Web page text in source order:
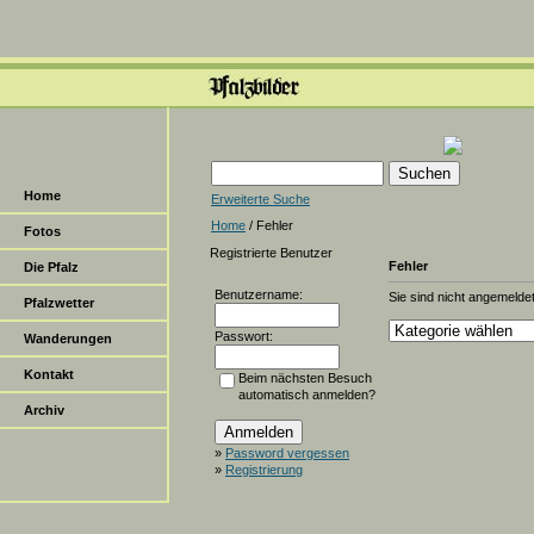
Home
Fotos
Die Pfalz
Pfalzwetter
Wanderungen
Kontakt
Archiv
Erweiterte Suche
Home / Fehler
Registrierte Benutzer
Benutzername:
Passwort:
Beim nächsten Besuch
automatisch anmelden?
» Password vergessen
» Registrierung
Fehler
Sie sind nicht